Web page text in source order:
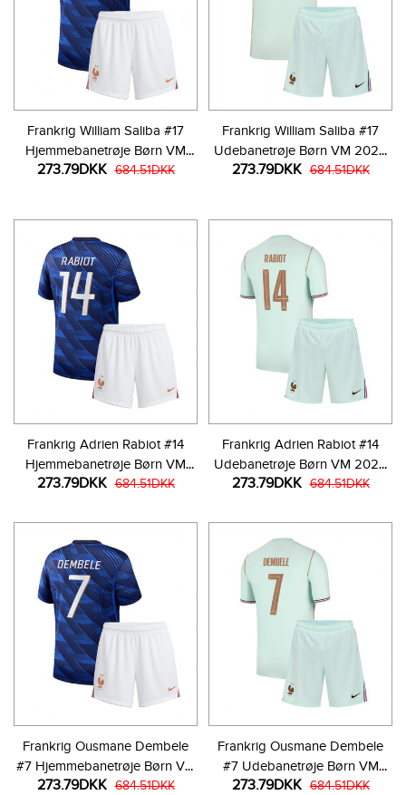
Frankrig William Saliba #17
Hjemmebanetrøje Børn VM
2026 Kortærmet (+ Korte
273.79DKK 684.51DKK
Frankrig William Saliba #17
Udebanetrøje Børn VM 2026
Kortærmet (+ Korte bukser)
273.79DKK 684.51DKK
Frankrig Adrien Rabiot #14
Hjemmebanetrøje Børn VM
2026 Kortærmet (+ Korte
273.79DKK 684.51DKK
Frankrig Adrien Rabiot #14
Udebanetrøje Børn VM 2026
Kortærmet (+ Korte bukser)
273.79DKK 684.51DKK
Frankrig Ousmane Dembele
#7 Hjemmebanetrøje Børn VM
2026 Kortærmet (+ Korte
273.79DKK 684.51DKK
Frankrig Ousmane Dembele
#7 Udebanetrøje Børn VM
2026 Kortærmet (+ Korte
273.79DKK 684.51DKK